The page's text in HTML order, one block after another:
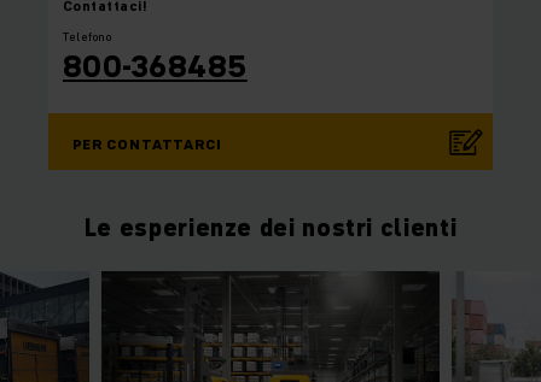
Contattaci!
Telefono
800-368485
PER CONTATTARCI
Le esperienze dei nostri clienti